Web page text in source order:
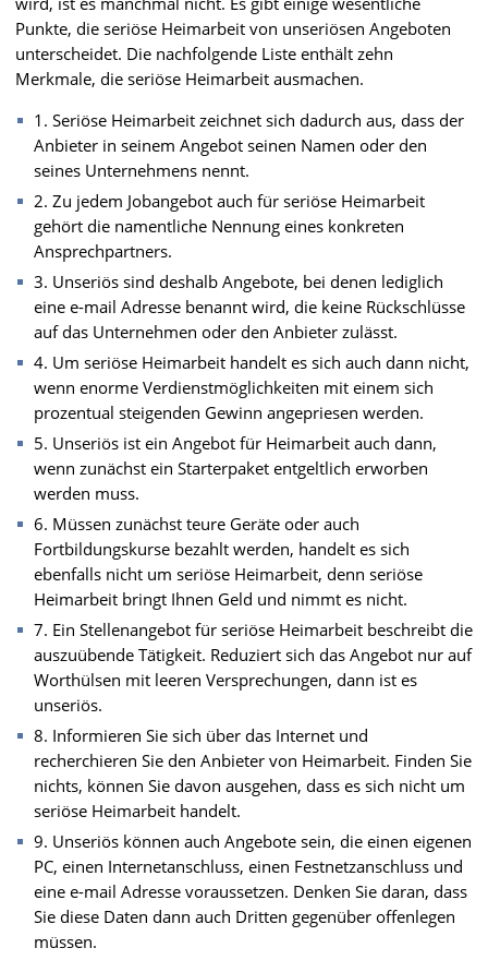
Punkte, die seriöse Heimarbeit von unseriösen Angeboten
unterscheidet. Die nachfolgende Liste enthält zehn
Merkmale, die seriöse Heimarbeit ausmachen.
1. Seriöse Heimarbeit zeichnet sich dadurch aus, dass der
Anbieter in seinem Angebot seinen Namen oder den
seines Unternehmens nennt.
2. Zu jedem Jobangebot auch für seriöse Heimarbeit
gehört die namentliche Nennung eines konkreten
Ansprechpartners.
3. Unseriös sind deshalb Angebote, bei denen lediglich
eine e-mail Adresse benannt wird, die keine Rückschlüsse
auf das Unternehmen oder den Anbieter zulässt.
4. Um seriöse Heimarbeit handelt es sich auch dann nicht,
wenn enorme Verdienstmöglichkeiten mit einem sich
prozentual steigenden Gewinn angepriesen werden.
5. Unseriös ist ein Angebot für Heimarbeit auch dann,
wenn zunächst ein Starterpaket entgeltlich erworben
werden muss.
6. Müssen zunächst teure Geräte oder auch
Fortbildungskurse bezahlt werden, handelt es sich
ebenfalls nicht um seriöse Heimarbeit, denn seriöse
Heimarbeit bringt Ihnen Geld und nimmt es nicht.
7. Ein Stellenangebot für seriöse Heimarbeit beschreibt die
auszuübende Tätigkeit. Reduziert sich das Angebot nur auf
Worthülsen mit leeren Versprechungen, dann ist es
unseriös.
8. Informieren Sie sich über das Internet und
recherchieren Sie den Anbieter von Heimarbeit. Finden Sie
nichts, können Sie davon ausgehen, dass es sich nicht um
seriöse Heimarbeit handelt.
9. Unseriös können auch Angebote sein, die einen eigenen
PC, einen Internetanschluss, einen Festnetzanschluss und
eine e-mail Adresse voraussetzen. Denken Sie daran, dass
Sie diese Daten dann auch Dritten gegenüber offenlegen
müssen.